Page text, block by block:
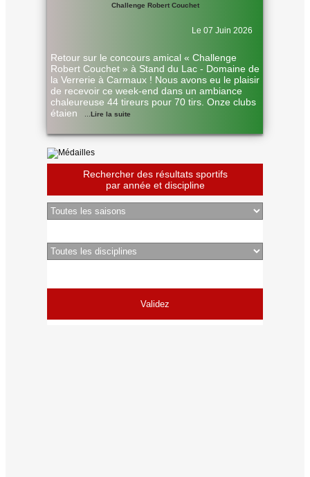
Challenge Robert Couchet
Le 07 Juin 2026
Retour sur le concours amical « Challenge
Robert Couchet » à Stand du Lac - Domaine de
la Verrerie à Carmaux ! Nous avons eu le plaisir
de recevoir ce week-end dans un ambiance
chaleureuse 44 tireurs pour 70 tirs. Onze clubs
étaien
Lire la suite
Rechercher des résultats sportifs
par année et discipline